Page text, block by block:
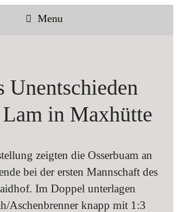
Menu
Unentschieden
in Maxhütte
zeigten die Osserbuam an
bei der ersten Mannschaft des
Im Doppel unterlagen
Aschenbrenner knapp mit 1:3